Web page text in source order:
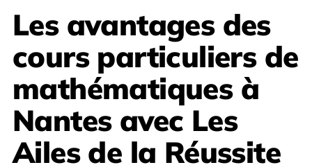
Les avantages des
cours particuliers de
mathématiques à
Nantes avec Les
Ailes de la Réussite